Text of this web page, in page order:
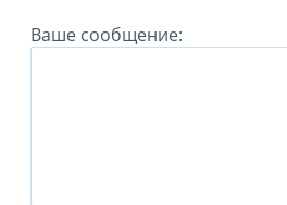
Ваше сообщение: